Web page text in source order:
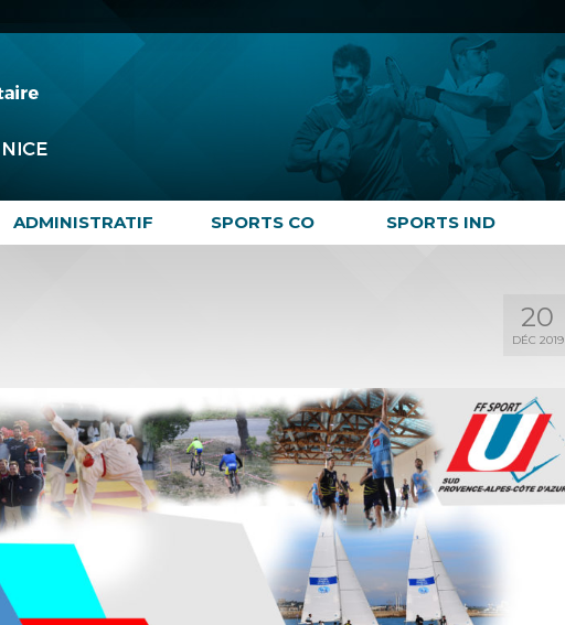
ADMINISTRATIF SPORTS CO SPORTS IND
20
DÉC 2019